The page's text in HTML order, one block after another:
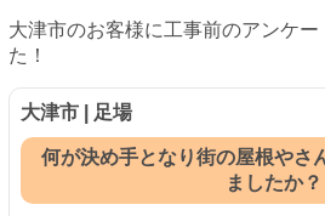
大津市のお客様に工事前のアンケ
た！
大津市 | 足場
何が決め手となり街の屋根やさ
ましたか？